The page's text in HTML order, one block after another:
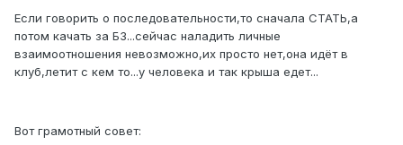
Если говорить о последовательности,то сначала СТАТЬ,а
потом качать за БЗ...сейчас наладить личные
взаимоотношения невозможно,их просто нет,она идёт в
клуб,летит с кем то...у человека и так крыша едет...
Вот грамотный совет: